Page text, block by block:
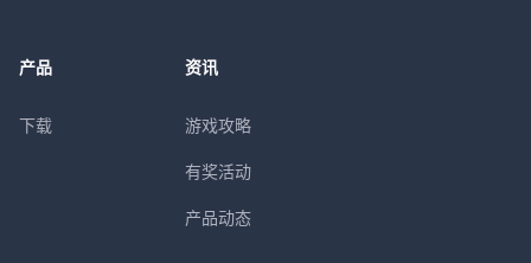
产品
下载
资讯
游戏攻略
有奖活动
产品动态